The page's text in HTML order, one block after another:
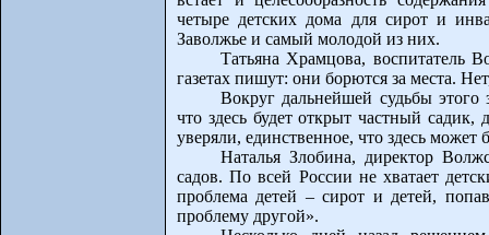
четыре детских дома для сирот и
Заволжье и самый молодой из них.
Татьяна Храмцова, воспитатель
газетах пишут: они борются за места.
Вокруг дальнейшей судьбы
что здесь будет открыт частный садик,
уверяли, единственное, что здесь
Наталья Злобина, директор
садов. По всей России не хватает
проблема детей – сирот и детей,
проблему другой».